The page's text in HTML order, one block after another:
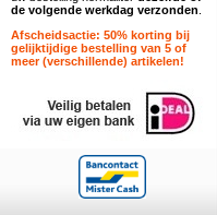
de volgende werkdag verzonden
Afscheidsactie: 50% korting bij
gelijktijdige bestelling van 5 of
meer (verschillende) artikelen!